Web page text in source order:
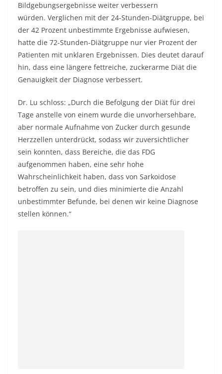
Bildgebungsergebnisse weiter verbessern
würden. Verglichen mit der 24-Stunden-Diätgruppe, bei
der 42 Prozent unbestimmte Ergebnisse aufwiesen,
hatte die 72-Stunden-Diätgruppe nur vier Prozent der
Patienten mit unklaren Ergebnissen. Dies deutet darauf
hin, dass eine längere fettreiche, zuckerarme Diät die
Genauigkeit der Diagnose verbessert.
Dr. Lu schloss: „Durch die Befolgung der Diät für drei
Tage anstelle von einem wurde die unvorhersehbare,
aber normale Aufnahme von Zucker durch gesunde
Herzzellen unterdrückt, sodass wir zuversichtlicher
sein konnten, dass Bereiche, die das FDG
aufgenommen haben, eine sehr hohe
Wahrscheinlichkeit haben, dass von Sarkoidose
betroffen zu sein, und dies minimierte die Anzahl
unbestimmter Befunde, bei denen wir keine Diagnose
stellen können.“